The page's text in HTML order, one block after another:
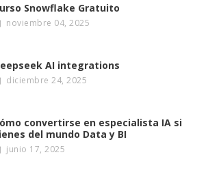
Snowflake Gratuito
noviembre 04, 2025
AI integrations
diciembre 24, 2025
convertirse en especialista IA si
del mundo Data y BI
junio 17, 2025